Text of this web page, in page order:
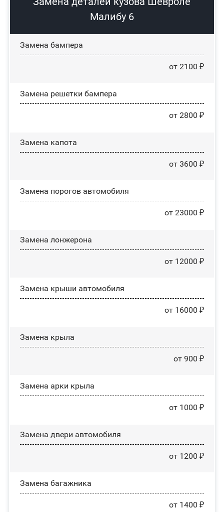
Малибу 6
Замена бампера
от 2100 ₽
Замена решетки бампера
от 2800 ₽
Замена капота
от 3600 ₽
Замена порогов автомобиля
от 23000 ₽
Замена лонжерона
от 12000 ₽
Замена крыши автомобиля
от 16000 ₽
Замена крыла
от 900 ₽
Замена арки крыла
от 1000 ₽
Замена двери автомобиля
от 1200 ₽
Замена багажника
от 1400 ₽